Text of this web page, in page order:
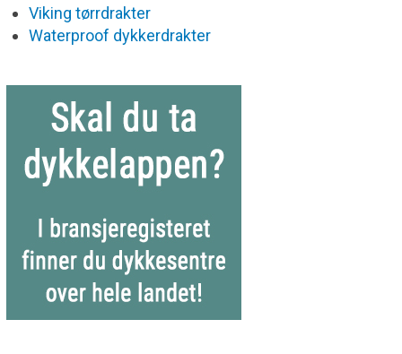
Viking tørrdrakter
Waterproof dykkerdrakter